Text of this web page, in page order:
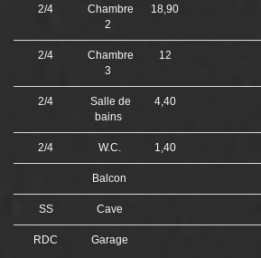
2/4
Chambre
2
18,90
2/4
Chambre
3
12
2/4
Salle de
bains
4,40
2/4 W.C. 1,40
Balcon
SS Cave
RDC Garage